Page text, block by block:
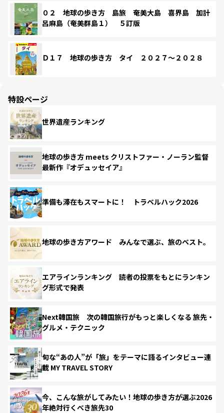
０２ 地球の歩き方 島旅 奄美大島 喜界島 加計
呂麻島（奄美群島１） ５訂版
Ｄ１７ 地球の歩き方 タイ ２０２７～２０２８
特設ページ
世界遺産ランキング
地球の歩き方 meets クリストファー・ノーラン監督
最新作『オデュッセイア』
準備も滞在もスマートに！ トラベルハック2026
地球の歩き方アワード みんなで選ぶ、旅のベスト。
エアラインランキング 読者の投票をもとにランキン
グ形式で発表
Next韓国旅 次の韓国旅行がもっと楽しくなる 旅先・
グルメ・テクニック
旬な“あの人”が「旅」をテーマに語るインタビュー連
載 MY TRAVEL STORY
今、こんな旅がしてみたい！地球の歩き方が選ぶ2026
年絶対行くべき旅先30